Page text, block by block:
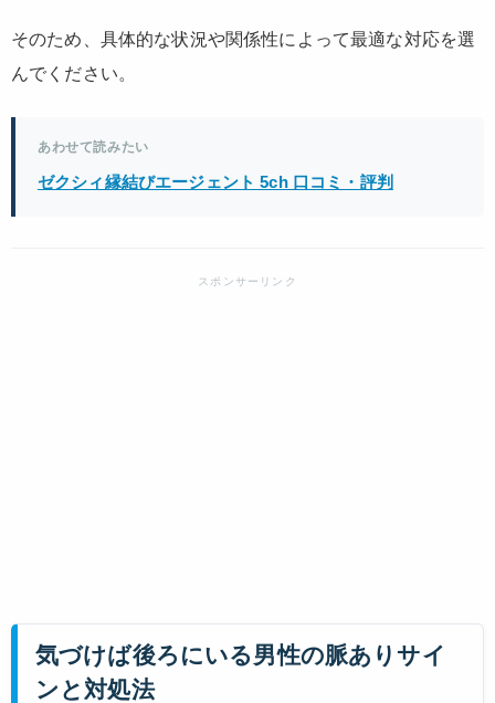
そのため、具体的な状況や関係性によって最適な対応を選
んでください。
あわせて読みたい
ゼクシィ縁結びエージェント 5ch 口コミ・評判
気づけば後ろにいる男性の脈ありサイ
ンと対処法